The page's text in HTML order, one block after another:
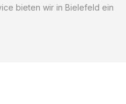
bieten wir in Bielefeld ein